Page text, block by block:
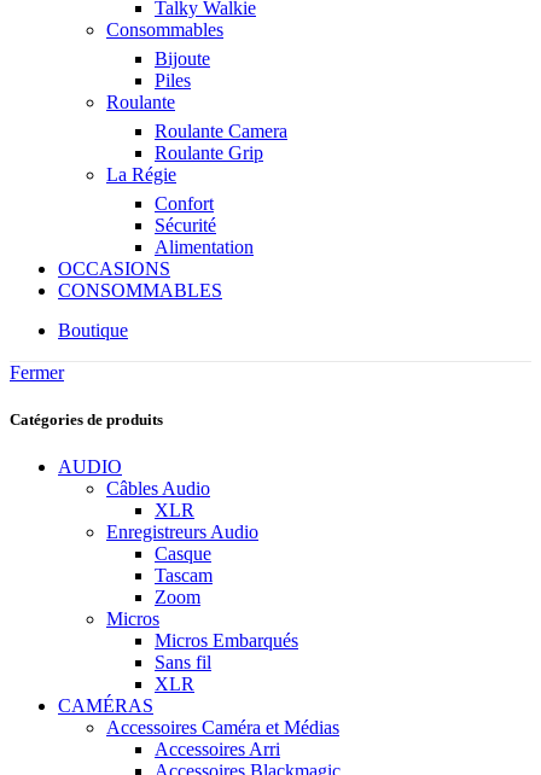
Talky Walkie
Consommables
Bijoute
Piles
Roulante
Roulante Camera
Roulante Grip
La Régie
Confort
Sécurité
Alimentation
OCCASIONS
CONSOMMABLES
Boutique
Fermer
Catégories de produits
AUDIO
Câbles Audio
XLR
Enregistreurs Audio
Casque
Tascam
Zoom
Micros
Micros Embarqués
Sans fil
XLR
CAMÉRAS
Accessoires Caméra et Médias
Accessoires Arri